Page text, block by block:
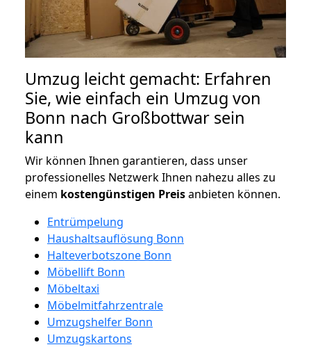
Umzug leicht gemacht: Erfahren
Sie, wie einfach ein Umzug von
Bonn nach Großbottwar sein
kann
Wir können Ihnen garantieren, dass unser
professionelles Netzwerk Ihnen nahezu alles zu
einem kostengünstigen Preisanbieten können.
Entrümpelung
Haushaltsauflösung Bonn
Halteverbotszone Bonn
Möbellift Bonn
Möbeltaxi
Möbelmitfahrzentrale
Umzugshelfer Bonn
Umzugskartons